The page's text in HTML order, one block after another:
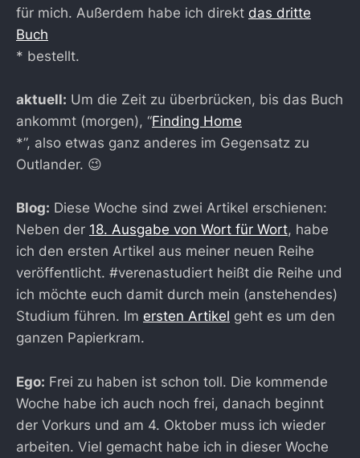
für mich. Außerdem habe ich direkt das dritte
Buch
* bestellt.
aktuell: Um die Zeit zu überbrücken, bis das Buch
ankommt (morgen), “Finding Home
*”, also etwas ganz anderes im Gegensatz zu
Outlander. 😉
Blog: Diese Woche sind zwei Artikel erschienen:
Neben der 18. Ausgabe von Wort für Wort, habe
ich den ersten Artikel aus meiner neuen Reihe
veröffentlicht. #verenastudiert heißt die Reihe und
ich möchte euch damit durch mein (anstehendes)
Studium führen. Im ersten Artikel geht es um den
ganzen Papierkram.
Ego: Frei zu haben ist schon toll. Die kommende
Woche habe ich auch noch frei, danach beginnt
der Vorkurs und am 4. Oktober muss ich wieder
arbeiten. Viel gemacht habe ich in dieser Woche